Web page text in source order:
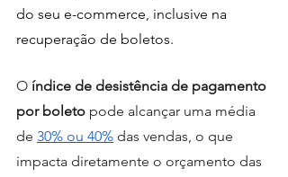
do seu e-commerce, inclusive na
recuperação de boletos.
O índice de desistência de pagamento
por boleto pode alcançar uma média
de 30% ou 40% das vendas, o que
impacta diretamente o orçamento das